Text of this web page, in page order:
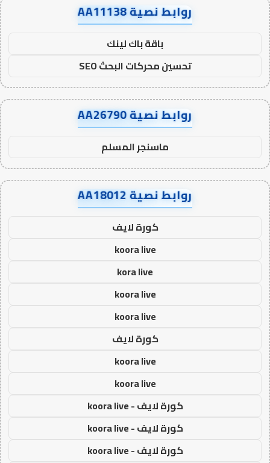
روابط نصية AA11138
باقة باك لينك
تحسين محركات البحث SEO
روابط نصية AA26790
ماسنجر المسلم
روابط نصية AA18012
كورة لايف
koora live
kora live
koora live
koora live
كورة لايف
koora live
koora live
كورة لايف - koora live
كورة لايف - koora live
كورة لايف - koora live